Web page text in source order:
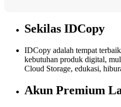
Sekilas IDCopy
IDCopy adalah tempat
kebutuhan produk digital,
Cloud Storage, edukasi,
Akun Premium